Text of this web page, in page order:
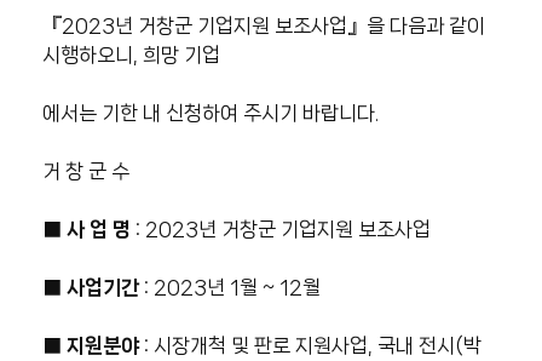
『2023년 거창군 기업지원 보조사업』을 다음과 같이
시행하오니, 희망 기업
에서는 기한 내 신청하여 주시기 바랍니다.
거 창 군 수
■ 사 업 명 : 2023년 거창군 기업지원 보조사업
■ 사업기간 : 2023년 1월 ~ 12월
■ 지원분야 : 시장개척 및 판로 지원사업, 국내 전시(박